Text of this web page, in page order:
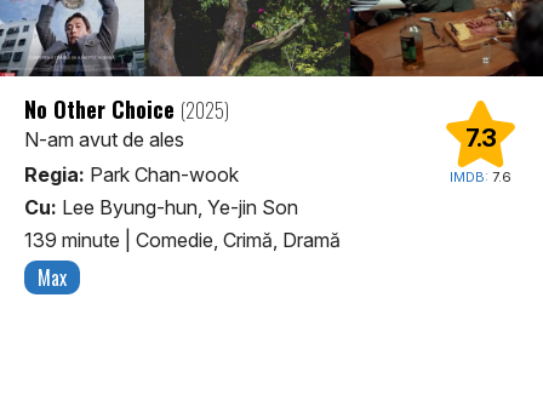
7.3
IMDB: 7.6
No Other Choice (2025)
N-am avut de ales
Regia: Park Chan-wook
Cu: Lee Byung-hun, Ye-jin Son
139 minute
Comedie, Crimă, Dramă
Max